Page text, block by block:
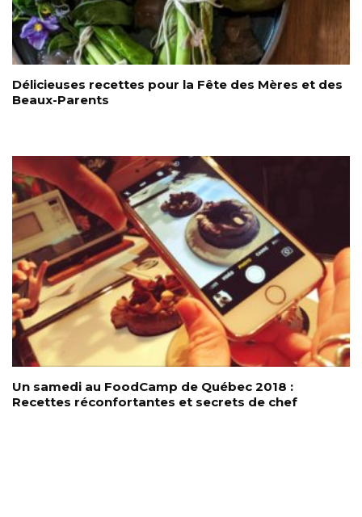
Délicieuses recettes pour la Fête des Mères et des
Beaux-Parents
Un samedi au FoodCamp de Québec 2018 :
Recettes réconfortantes et secrets de chef